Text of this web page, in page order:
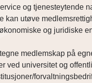
og tjenesteytende
utøve
og juridiske
medlemskap på
ved universitet og